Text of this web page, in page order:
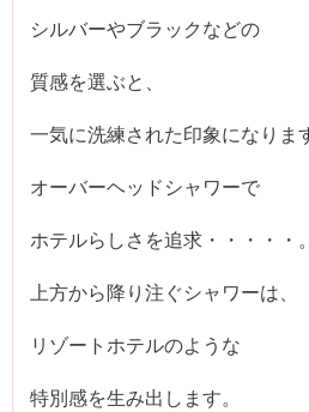
シルバーやブラックなどの
質感を選ぶと、
一気に洗練された印象になりま
オーバーヘッドシャワーで
ホテルらしさを追求・・・・・。
上方から降り注ぐシャワーは、
リゾートホテルのような
特別感を生み出します。